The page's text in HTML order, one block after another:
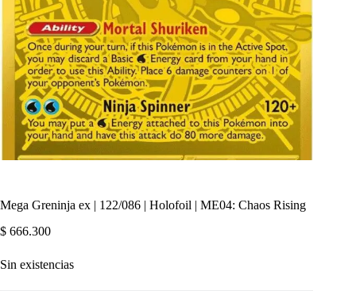
Mega Greninja ex | 122/086 | Holofoil | ME04: Chaos Rising
$ 666.300
Sin existencias